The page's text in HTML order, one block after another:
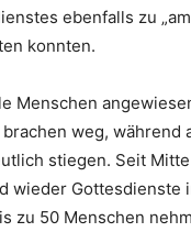
ebenfalls zu
konnten.
Menschen
weg, während
stiegen. Seit
wieder Gottesdienste
zu 50 Menschen